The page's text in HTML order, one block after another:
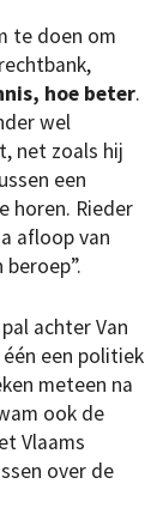
te doen om
hoe beter.
wel
net zoals hij
een
horen. Rieder
afloop van
achter Van
een politiek
meteen na
ook de
Vlaams
over de